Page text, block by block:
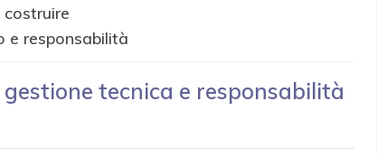
e responsabilità
tecnica e responsabilità